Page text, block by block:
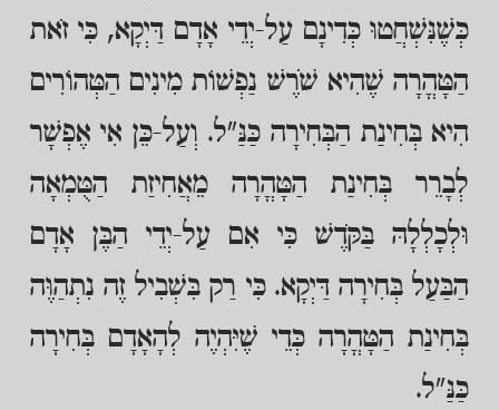
כְּשֶׁנִּשְׁחֲטוּ כְּדִינָם עַל-יְדֵי אָדָם דַּיְקָא, כִּי זֹאת
הַטָּהֳרָה שֶׁהִיא שֹׁרֶשׁ נַפְשׁוֹת מִינִים הַטְּהוֹרִים
הִיא בְּחִינַת הַבְּחִירָה כַּנַּ"ל. וְעַל-כֵּן אִי אֶפְשָׁר
לְבָרֵר בְּחִינַת הַטָּהֳרָה מֵאֲחִיזַת הַטֻּמְאָה
וּלְכָלְלָהּ בַּקֹּדֶשׁ כִּי אִם עַל-יְדֵי הַבֶּן אָדָם
הַבַּעַל בְּחִירָה דַּיְקָא. כִּי רַק בִּשְׁבִיל זֶה נִתְהַוֶּה
בְּחִינַת הַטָּהֳרָה כְּדֵי שֶׁיִּהְיֶה לְהָאָדָם בְּחִירָה
כַּנַּ"ל.